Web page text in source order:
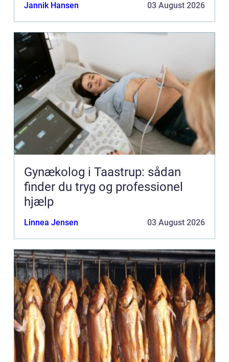
Jannik Hansen 03 August 2026
Gynækolog i Taastrup: sådan
finder du tryg og professionel
hjælp
Linnea Jensen 03 August 2026